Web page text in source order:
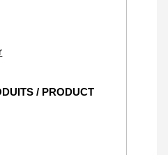
/ PRODUCT